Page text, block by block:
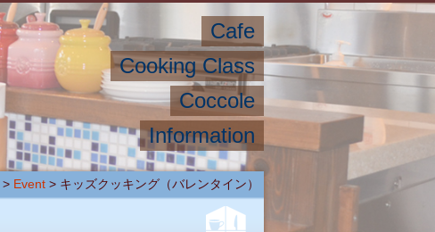
Cafe
Cooking Class
Coccole
Information
> Event > キッズクッキング（バレンタイン）